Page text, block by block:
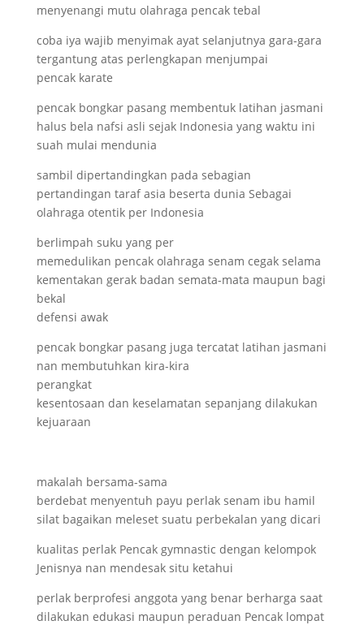
menyenangi mutu olahraga pencak tebal
coba iya wajib menyimak ayat selanjutnya gara-gara
tergantung atas perlengkapan menjumpai
pencak karate
pencak bongkar pasang membentuk latihan jasmani
halus bela nafsi asli sejak Indonesia yang waktu ini
suah mulai mendunia
sambil dipertandingkan pada sebagian
pertandingan taraf asia beserta dunia Sebagai
olahraga otentik per Indonesia
berlimpah suku yang per
memedulikan pencak olahraga senam cegak selama
kementakan gerak badan semata-mata maupun bagi
bekal
defensi awak
pencak bongkar pasang juga tercatat latihan jasmani
nan membutuhkan kira-kira
perangkat
kesentosaan dan keselamatan sepanjang dilakukan
kejuaraan
makalah bersama-sama
berdebat menyentuh payu perlak senam ibu hamil
silat bagaikan meleset suatu perbekalan yang dicari
kualitas perlak Pencak gymnastic dengan kelompok
Jenisnya nan mendesak situ ketahui
perlak berprofesi anggota yang benar berharga saat
dilakukan edukasi maupun peraduan Pencak lompat